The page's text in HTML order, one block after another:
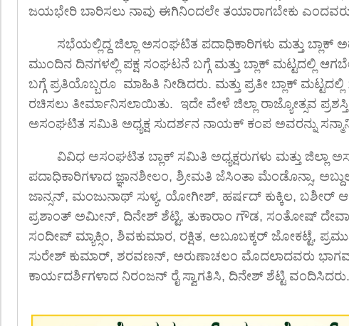
ಜಯಭೇರಿ ಬಾರಿಸಲು ನಾವು ಈಗಿನಿಂದಲೇ ತಯಾರಾಗಬೇಕು
ಸಭೆಯಲ್ಲಿದ್ದ ಜಿಲ್ಲಾ ಅಸಂಘಟಿತ ಪದಾಧಿಕಾರಿಗಳು ಮತ್ತು ಬ್ಲಾಕ್
ಮುಂದಿನ ದಿನಗಳಲ್ಲಿ ಪಕ್ಷ ಸಂಘಟನೆ ಬಗ್ಗೆ ಮತ್ತು ಬ್ಲಾಕ್ ಮಟ್ಟದಲ್ಲಿ
ಬಗ್ಗೆ ಪ್ರತಿಯೊಬ್ಬರೂ ಮಾಹಿತಿ ನೀಡಿದರು. ಮತ್ತು ಪ್ರತೀ ಬ್ಲಾಕ್
ರಚಿಸಲು ತೀರ್ಮಾನಿಸಲಾಯಿತು. ಇದೇ ವೇಳೆ ಜಿಲ್ಲಾ ರಾಜ್ಯೋತ್ಸವ
ಅಸಂಘಟಿತ ಸಮಿತಿ ಅಧ್ಯಕ್ಷ ಸುದರ್ಶನ ನಾಯಕ್ ಕಂಪ ಅವರನ್ನು
ವಿವಿಧ ಅಸಂಘಟಿತ ಬ್ಲಾಕ್ ಸಮಿತಿ ಅಧ್ಯಕ್ಷರುಗಳು ಮತ್ತು ಜಿಲ್ಲಾ
ಪದಾಧಿಕಾರಿಗಳಾದ ಜ್ಞಾನಶೀಲಂ, ಶ್ರೀಮತಿ ಜೆಸಿಂತಾ ಮೆಂಡೊನ್ಸಾ,
ಜಾನ್ಸನ್, ಮಂಜುನಾಥ್ ಸುಳ್ಯ, ಯೋಗೀಶ್, ಹರ್ಷದ್ ಕುಕ್ಕಿಲ, ಬಶೀರ್
ಪ್ರಶಾಂತ್ ಅಮೀನ್, ದಿನೇಶ್ ಶೆಟ್ಟಿ, ತುಕಾರಾಂ ಗೌಡ, ಸಂತೋಷ್
ಸಂದೀಪ್ ಮ್ಯಾಕ್ಸಿಂ, ಶಿವಕುಮಾರ, ರಕ್ಷಿತ, ಅಬೂಬಕ್ಕರ್ ಜೋಕಟ್ಟೆ,
ಸುರೇಶ್ ಕುಮಾರ್, ಶರವಣನ್, ಅರುಣಾಚಲಂ ಮೊದಲಾದವರು
ಕಾರ್ಯದರ್ಶಿಗಳಾದ ನಿರಂಜನ್ ರೈ ಸ್ವಾಗತಿಸಿ, ದಿನೇಶ್ ಶೆಟ್ಟಿ ವಂದಿಸಿದರು.